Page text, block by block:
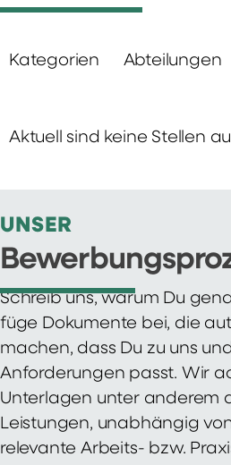
Kategorien Abteilungen
Aktuell sind keine Stellen
UNSER
Schreib uns, warum Du
füge Dokumente bei, die
machen, dass Du zu uns
Anforderungen passt. Wir
Unterlagen unter anderem
Leistungen, unabhängig
relevante Arbeits- bzw.